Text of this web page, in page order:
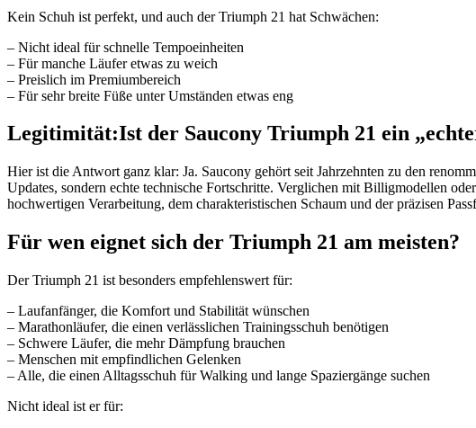
Kein Schuh ist perfekt, und auch der Triumph 21 hat Schwächen:
– Nicht ideal für schnelle Tempoeinheiten
– Für manche Läufer etwas zu weich
– Preislich im Premiumbereich
– Für sehr breite Füße unter Umständen etwas eng
Legitimität:Ist der Saucony Triumph 21 ein
Hier ist die Antwort ganz klar: Ja. Saucony gehört seit Jahrzehnten zu den
Updates, sondern echte technische Fortschritte. Verglichen mit Billigmodellen
hochwertigen Verarbeitung, dem charakteristischen Schaum und der präzisen
Für wen eignet sich der Triumph 21 am meisten?
Der Triumph 21 ist besonders empfehlenswert für:
– Laufanfänger, die Komfort und Stabilität wünschen
– Marathonläufer, die einen verlässlichen Trainingsschuh benötigen
– Schwere Läufer, die mehr Dämpfung brauchen
– Menschen mit empfindlichen Gelenken
– Alle, die einen Alltagsschuh für Walking und lange Spaziergänge suchen
Nicht ideal ist er für: